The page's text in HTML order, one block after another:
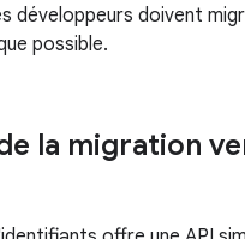
développeurs doivent
possible.
la migration